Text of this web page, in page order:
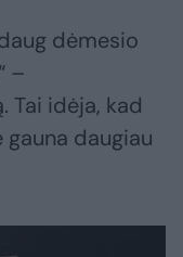
dėmesio
–
Tai idėja, kad
daugiau